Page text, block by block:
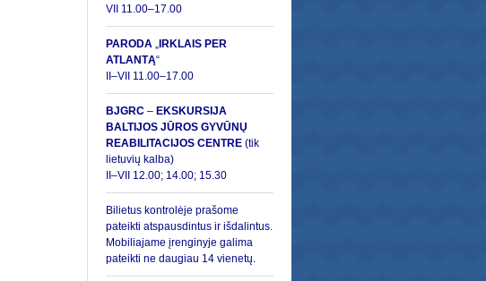
VII 11.00–17.00
PARODA „ IRKLAIS PER
ATLANTĄ“
II–VII 11.00–17.00
BJGRC – EKSKURSIJA
BALTIJOS JŪROS GYVŪNŲ
REABILITACIJOS CENTRE (tik
lietuvių kalba)
II–VII 12.00; 14.00; 15.30
Bilietus kontrolėje prašome
pateikti atspausdintus ir išdalintus.
Mobiliajame įrenginyje galima
pateikti ne daugiau 14 vienetų.